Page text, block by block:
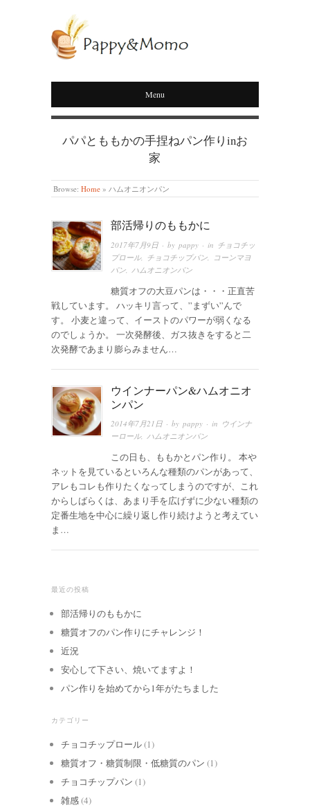
PAPPY&MOMO
Menu
パパとももかの手捏ねパン作りinお
家
Browse: Home » ハムオニオンパン
部活帰りのももかに
2017年7月9日 · bypappy · in チョコチッ
プロール, チョコチップパン
コーンマヨ
パン ハムオニオンパン
糖質オフの大豆パンは・・・正直苦
戦しています。 ハッキリ言って、”まずい”んで
す。 小麦と違って、イーストのパワーが弱くなる
のでしょうか。 一次発酵後、ガス抜きをすると二
次発酵であまり膨らみません…
ウインナーパン&ハムオニオ
ンパン
2014年7月21日 · bypappy · in ウインナ
ーロール,ハムオニオンパン
この日も、ももかとパン作り。 本や
ネットを見ているといろんな種類のパンがあって、
アレもコレも作りたくなってしまうのですが、これ
からしばらくは、あまり手を広げずに少ない種類の
定番生地を中心に繰り返し作り続けようと考えてい
ま…
最近の投稿
部活帰りのももかに
糖質オフのパン作りにチャレンジ！
近況
安心して下さい、焼いてますよ！
パン作りを始めてから1年がたちました
カテゴリー
チョコチップロール(1)
糖質オフ・糖質制限・低糖質のパン (1)
チョコチップパン (1)
雑感(4)